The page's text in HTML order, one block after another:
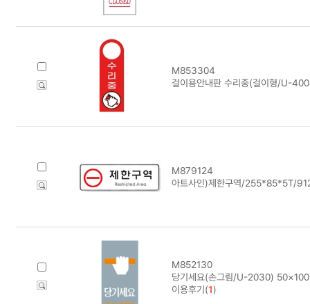
M853304
걸이용안내판 수리중(걸이형/U-
M879124
아트사인)제한구역/255*85*5T/
M852130
당기세요(손그림/U-2030)
이용후기(1)